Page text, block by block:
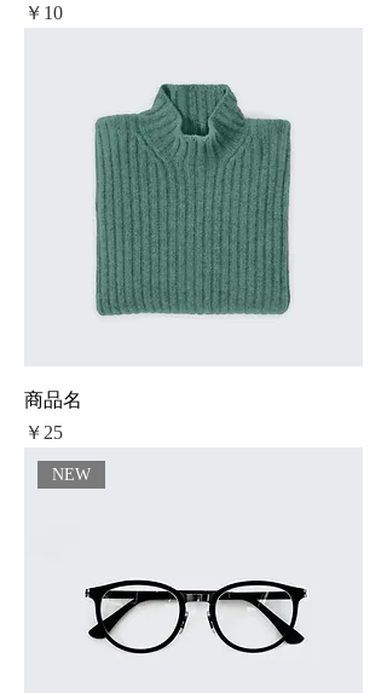
価格
￥10
商品名
価格
￥25
NEW